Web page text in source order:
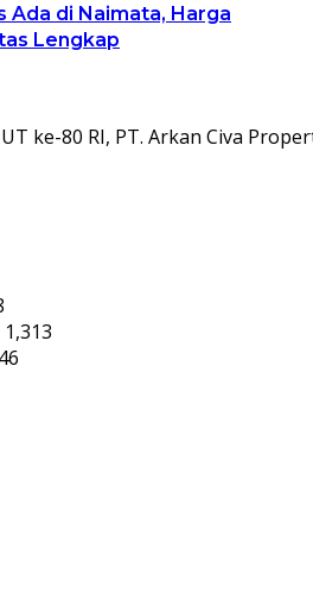
Ada di Naimata, Harga
Lengkap
ke-80 RI, PT. Arkan Civa
1,313